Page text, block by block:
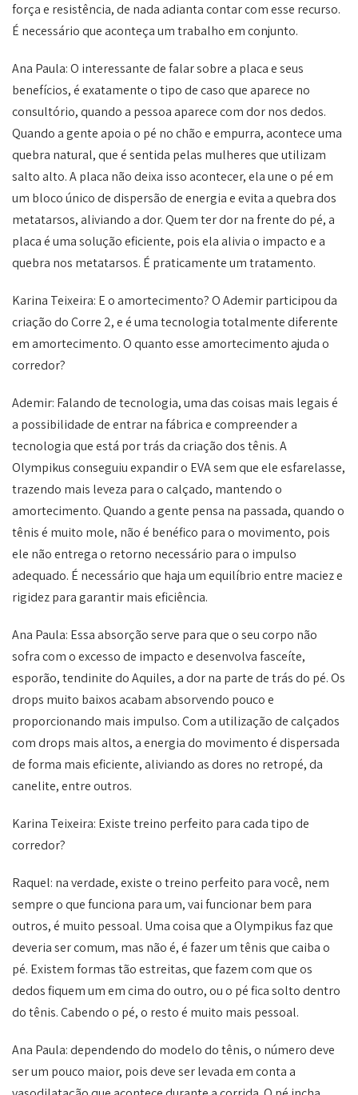
força e resistência, de nada adianta contar com esse recurso.
É necessário que aconteça um trabalho em conjunto.
Ana Paula: O interessante de falar sobre a placa e seus
benefícios, é exatamente o tipo de caso que aparece no
consultório, quando a pessoa aparece com dor nos dedos.
Quando a gente apoia o pé no chão e empurra, acontece uma
quebra natural, que é sentida pelas mulheres que utilizam
salto alto. A placa não deixa isso acontecer, ela une o pé em
um bloco único de dispersão de energia e evita a quebra dos
metatarsos, aliviando a dor. Quem ter dor na frente do pé, a
placa é uma solução eficiente, pois ela alivia o impacto e a
quebra nos metatarsos. É praticamente um tratamento.
Karina Teixeira: E o amortecimento? O Ademir participou da
criação do Corre 2, e é uma tecnologia totalmente diferente
em amortecimento. O quanto esse amortecimento ajuda o
corredor?
Ademir: Falando de tecnologia, uma das coisas mais legais é
a possibilidade de entrar na fábrica e compreender a
tecnologia que está por trás da criação dos tênis. A
Olympikus conseguiu expandir o EVA sem que ele esfarelasse,
trazendo mais leveza para o calçado, mantendo o
amortecimento. Quando a gente pensa na passada, quando o
tênis é muito mole, não é benéfico para o movimento, pois
ele não entrega o retorno necessário para o impulso
adequado. É necessário que haja um equilíbrio entre maciez e
rigidez para garantir mais eficiência.
Ana Paula: Essa absorção serve para que o seu corpo não
sofra com o excesso de impacto e desenvolva fasceíte,
esporão, tendinite do Aquiles, a dor na parte de trás do pé. Os
drops muito baixos acabam absorvendo pouco e
proporcionando mais impulso. Com a utilização de calçados
com drops mais altos, a energia do movimento é dispersada
de forma mais eficiente, aliviando as dores no retropé, da
canelite, entre outros.
Karina Teixeira: Existe treino perfeito para cada tipo de
corredor?
Raquel: na verdade, existe o treino perfeito para você, nem
sempre o que funciona para um, vai funcionar bem para
outros, é muito pessoal. Uma coisa que a Olympikus faz que
deveria ser comum, mas não é, é fazer um tênis que caiba o
pé. Existem formas tão estreitas, que fazem com que os
dedos fiquem um em cima do outro, ou o pé fica solto dentro
do tênis. Cabendo o pé, o resto é muito mais pessoal.
Ana Paula: dependendo do modelo do tênis, o número deve
ser um pouco maior, pois deve ser levada em conta a